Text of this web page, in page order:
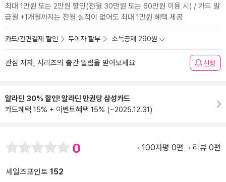
최대 1만원 또는 2만원 할인(전월 30만원 또는 60만원 이용 시) / 카드 발
급월 +1개월까지는 전월 실적이 없어도 최대 1만원 혜택 제공
카드/간편결제 할인 무이자 할부 소득공제 290원
관심 저자, 시리즈의 출간 알림을 받아보세요 신청
알라딘 30% 할인! 알라딘 만권당 삼성카드
카드혜택 15% + 이벤트혜택 15% (~2025.12.31)
0 100자평 0편 리뷰 0편
세일즈포인트 152